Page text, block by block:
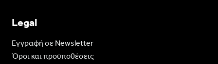
Legal
Eγγραφή σε Newsletter
Όροι και προϋποθέσεις